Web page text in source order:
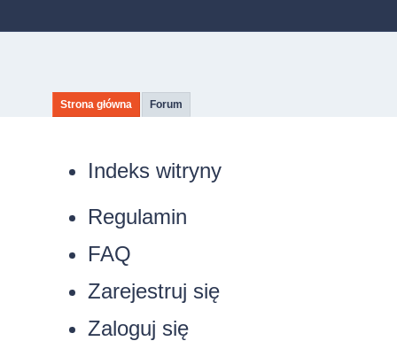
Strona główna Forum
Indeks witryny
Regulamin
FAQ
Zarejestruj się
Zaloguj się